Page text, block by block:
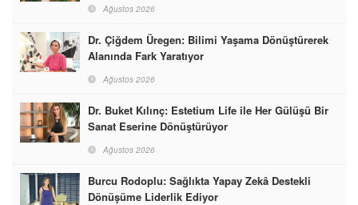
Ağustos 2026
Dr. Çiğdem Üregen: Bilimi Yaşama Dönüştürerek
Alanında Fark Yaratıyor
Ağustos 2026
Dr. Buket Kılınç: Estetium Life ile Her Gülüşü Bir
Sanat Eserine Dönüştürüyor
Ağustos 2026
Burcu Rodoplu: Sağlıkta Yapay Zekâ Destekli
Dönüşüme Liderlik Ediyor